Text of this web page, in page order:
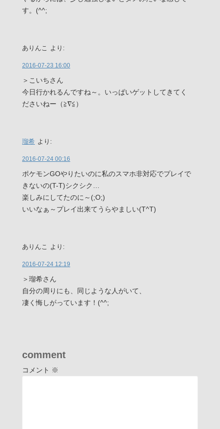
す。(^^;
ありんこ より:
2016-07-23 16:00
＞こいちさん
今日行かれるんですね～。いっぱいゲットしてきてく
ださいねー（≧∇≦）
瑠希 より:
2016-07-24 00:16
ポケモンGOやりたいのに私のスマホ非対応でプレイで
きないの(T-T)シクシク…
楽しみにしてたのに～(;O;)
いいなぁ～プレイ出来てうらやましい(T^T)
ありんこ より:
2016-07-24 12:19
＞瑠希さん
自分の周りにも、同じような人がいて、
凄く悔しがっています！(^^;
comment
コメント ※